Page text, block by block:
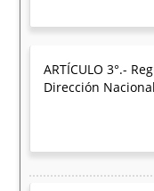
ARTÍCULO 3°.-
Dirección